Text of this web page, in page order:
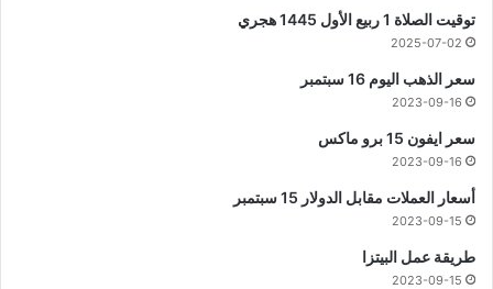
توقيت الصلاة 1 ربيع الأول 1445 هجري
2025-07-02
سعر الذهب اليوم 16 سبتمبر
2023-09-16
سعر ايفون 15 برو ماكس
2023-09-16
أسعار العملات مقابل الدولار 15 سبتمبر
2023-09-15
طريقة عمل البيتزا
2023-09-15